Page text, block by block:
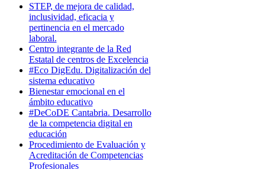
STEP, de mejora de calidad,
inclusividad, eficacia y
pertinencia en el mercado
laboral.
Centro integrante de la Red
Estatal de centros de Excelencia
#Eco DigEdu. Digitalización del
sistema educativo
Bienestar emocional en el
ámbito educativo
#DeCoDE Cantabria. Desarrollo
de la competencia digital en
educación
Procedimiento de Evaluación y
Acreditación de Competencias
Profesionales